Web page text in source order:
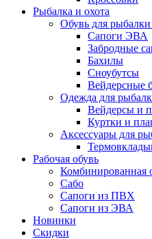
Рыбалка и охота
Обувь для
Сапоги ЭВА
Забродные
Бахилы
Сноубутсы
Вейдерсные
Одежда для
Вейдерсы и
Куртки и
Аксессуары для
Рабочая обувь
Комбинированная
Сабо
Сапоги из ПВХ
Сапоги из ЭВА
Новинки
Скидки